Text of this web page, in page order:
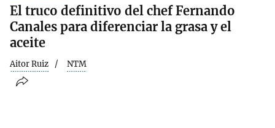
El truco definitivo del chef Fernando
Canales para diferenciar la grasa y el
aceite
Aitor Ruiz NTM